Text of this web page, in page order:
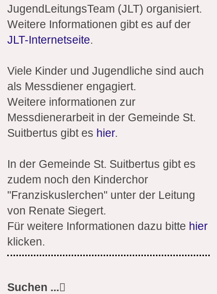
JugendLeitungsTeam (JLT) organisiert.
Weitere Informationen gibt es auf der
JLT-Internetseite.
Viele Kinder und Jugendliche sind auch
als Messdiener engagiert.
Weitere informationen zur
Messdienerarbeit in der Gemeinde St.
Suitbertus gibt es hier.
In der Gemeinde St. Suitbertus gibt es
zudem noch den Kinderchor
"Franziskuslerchen" unter der Leitung
von Renate Siegert.
Für weitere Informationen dazu bitte hier
klicken.
Suchen ...